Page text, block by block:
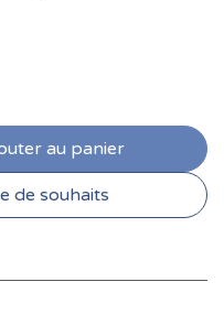
au panier
de souhaits